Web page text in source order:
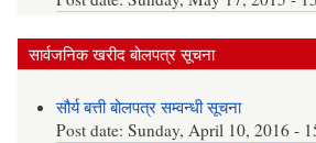
सार्वजनिक खरीद बोलपत्र सूचना
सौर्य बत्ती बोलपत्र सम्वन्धी सूचना
Post date:Sunday, April 10, 2016 -